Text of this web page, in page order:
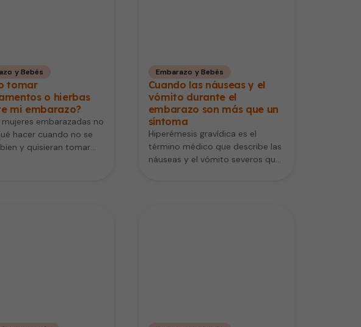
y Bebés
tomar
o hierbas
mi embarazo?
mujeres embarazadas no
hacer cuando no se
y quisieran tomar
Embarazo y Bebés
Cuando las náuseas y el
vómito durante el
embarazo son más que un
síntoma
Hiperémesis gravídica es el
término médico que describe las
náuseas y el vómito severos que